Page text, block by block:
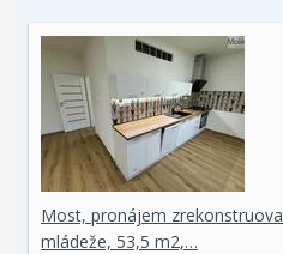
Most, pronájem
mládeže, 53,5 m2,…